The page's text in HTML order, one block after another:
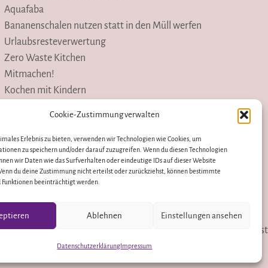
Cookie-Zustimmung verwalten
Erlebnis zu bieten, verwenden wir Technologien wie Cookies, um
zu speichern und/oder darauf zuzugreifen. Wenn du diesen Technologien
wir Daten wie das Surfverhalten oder eindeutige IDs auf dieser Website
du deine Zustimmung nicht erteilst oder zurückziehst, können bestimmte
beeinträchtigt werden.
Ablehnen Einstellungen ansehen
DatenschutzerklärungImpressum
Aquafaba
Bananenschalen nutzen statt in den Müll werfen
Urlaubsresteverwertung
Zero Waste Kitchen
Mitmachen!
Kochen mit Kindern
Schulmaterial
Wettbewerbe
Rezepte
Datenschutzerklärung Pinterest